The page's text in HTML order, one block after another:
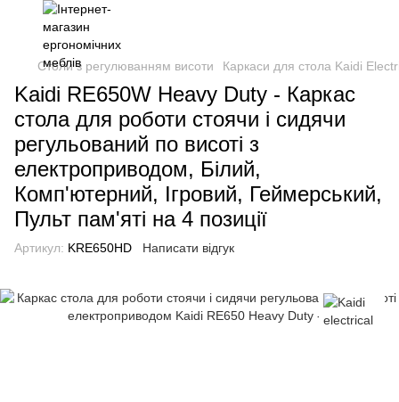
Столи з регулюванням висоти Каркаси для стола Kaidi
Kaidi RE650W Heavy Duty - Каркас
стола для роботи стоячи і сидячи
регульований по висоті з
електроприводом, Білий,
Комп'ютерний, Ігровий, Геймерський,
Пульт пам'яті на 4 позиції
Артикул: KRE650HD Написати відгук